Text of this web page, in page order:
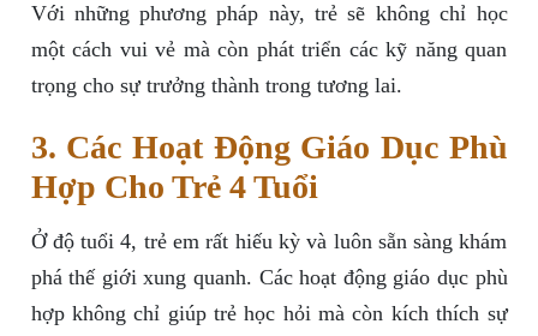
Với những phương pháp này, trẻ sẽ không chỉ học
một cách vui vẻ mà còn phát triển các kỹ năng quan
trọng cho sự trưởng thành trong tương lai.
3. Các Hoạt Động Giáo Dục Phù
Hợp Cho Trẻ 4 Tuổi
Ở độ tuổi 4, trẻ em rất hiếu kỳ và luôn sẵn sàng khám
phá thế giới xung quanh. Các hoạt động giáo dục phù
hợp không chỉ giúp trẻ học hỏi mà còn kích thích sự